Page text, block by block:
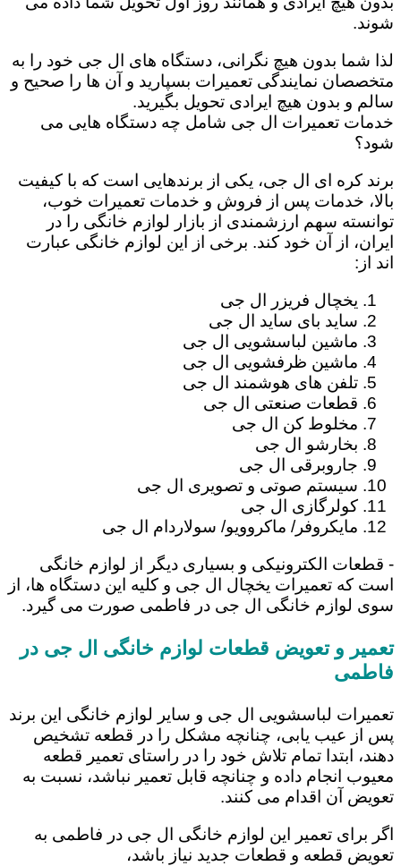
شوند.
لذا شما بدون هیچ نگرانی، دستگاه های ال جی خود را به
متخصصان نمایندگی تعمیرات بسپارید و آن ها را صحیح و
سالم و بدون هیچ ایرادی تحویل بگیرید.
خدمات تعمیرات ال جی شامل چه دستگاه هایی می
شود؟
برند کره ای ال جی، یکی از برندهایی است که با کیفیت
بالا، خدمات پس از فروش و خدمات تعمیرات خوب،
توانسته سهم ارزشمندی از بازار لوازم خانگی را در
ایران، از آن خود کند. برخی از این لوازم خانگی عبارت
اند از:
یخچال فریزر ال جی
ساید بای ساید ال جی
ماشین لباسشویی ال جی
ماشین ظرفشویی ال جی
تلفن های هوشمند ال جی
قطعات صنعتی ال جی
مخلوط کن ال جی
بخارشو ال جی
جاروبرقی ال جی
سیستم صوتی و تصویری ال جی
کولرگازی ال جی
مایکروفر/ ماکروویو/ سولاردام ال جی
- قطعات الکترونیکی و بسیاری دیگر از لوازم خانگی
است که تعمیرات یخچال ال جی و کلیه این دستگاه ها، از
سوی لوازم خانگی ال جی در فاطمی صورت می گیرد.
تعمیر و تعویض قطعات لوازم خانگی ال جی در
فاطمی
تعمیرات لباسشویی ال جی و سایر لوازم خانگی این برند
پس از عیب یابی، چنانچه مشکل را در قطعه تشخیص
دهند، ابتدا تمام تلاش خود را در راستای تعمیر قطعه
معیوب انجام داده و چنانچه قابل تعمیر نباشد، نسبت به
تعویض آن اقدام می کنند.
اگر برای تعمیر این لوازم خانگی ال جی در فاطمی به
تعویض قطعه و قطعات جدید نیاز باشد،